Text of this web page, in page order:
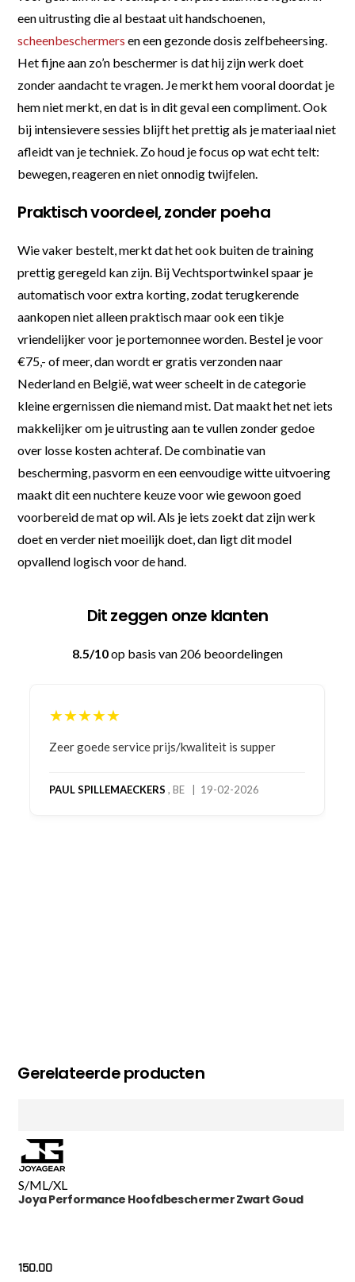
een uitrusting die al bestaat uit handschoenen,
scheenbeschermers en een gezonde dosis zelfbeheersing.
Het fijne aan zo’n beschermer is dat hij zijn werk doet
zonder aandacht te vragen. Je merkt hem vooral doordat je
hem niet merkt, en dat is in dit geval een compliment. Ook
bij intensievere sessies blijft het prettig als je materiaal niet
afleidt van je techniek. Zo houd je focus op wat echt telt:
bewegen, reageren en niet onnodig twijfelen.
Praktisch voordeel, zonder poeha
Wie vaker bestelt, merkt dat het ook buiten de training
prettig geregeld kan zijn. Bij Vechtsportwinkel spaar je
automatisch voor extra korting, zodat terugkerende
aankopen niet alleen praktisch maar ook een tikje
vriendelijker voor je portemonnee worden. Bestel je voor
€75,- of meer, dan wordt er gratis verzonden naar
Nederland en België, wat weer scheelt in de categorie
kleine ergernissen die niemand mist. Dat maakt het net iets
makkelijker om je uitrusting aan te vullen zonder gedoe
over losse kosten achteraf. De combinatie van
bescherming, pasvorm en een eenvoudige witte uitvoering
maakt dit een nuchtere keuze voor wie gewoon goed
voorbereid de mat op wil. Als je iets zoekt dat zijn werk
doet en verder niet moeilijk doet, dan ligt dit model
opvallend logisch voor de hand.
Dit zeggen onze klanten
8.5/10op basis van 206 beoordelingen
★★★★★
Bestelling gedaan vanwege goede prijzen en
bestelling al ontvangen met gifts, waardoor je
Gerelateerde producten
S/ML/XL
Joya Performance Hoofdbeschermer Zwart Goud
150.00